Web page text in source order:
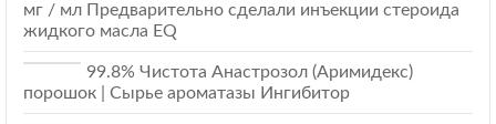
мг / мл Предварительно сделали инъекции стероида
жидкого масла EQ
99.8% Чистота Анастрозол (Аримидекс)
порошок | Сырье ароматазы Ингибитор